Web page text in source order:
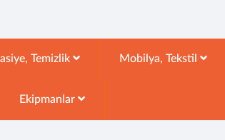
Temizlik Mobilya, Tekstil
Ekipmanlar